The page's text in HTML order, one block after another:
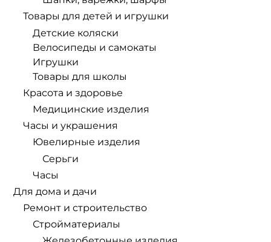
Товары для детей и игрушки
Детские коляски
Велосипеды и самокаты
Игрушки
Товары для школы
Красота и здоровье
Медицинские изделия
Часы и украшения
Ювелирные изделия
Серьги
Часы
Для дома и дачи
Ремонт и строительство
Стройматериалы